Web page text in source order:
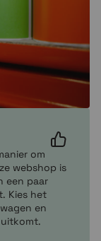
om
webshop is
een paar
Kies het
en